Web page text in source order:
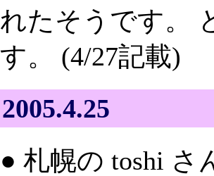
れたそうです。
す。 (4/27記載)
2005.4.25
● 札幌の toshi さ